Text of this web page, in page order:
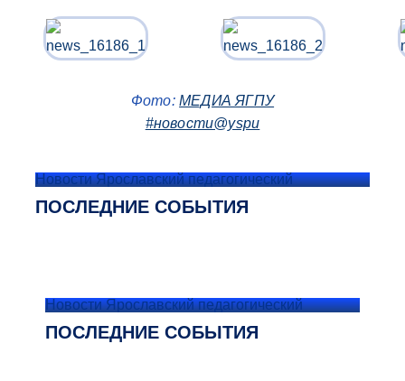
Фото:МЕДИА ЯГПУ
#новости@yspu
Новости Ярославский педагогический
ПОСЛЕДНИЕ СОБЫТИЯ
Новости Ярославский педагогический
ПОСЛЕДНИЕ СОБЫТИЯ